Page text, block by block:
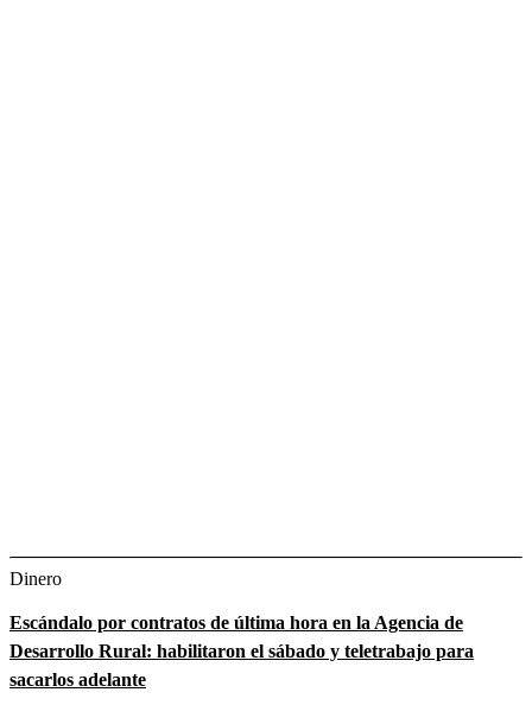
Dinero
Escándalo por contratos de última hora en la Agencia de
Desarrollo Rural: habilitaron el sábado y teletrabajo para
sacarlos adelante